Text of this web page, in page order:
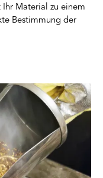
Material zu einem
Bestimmung der